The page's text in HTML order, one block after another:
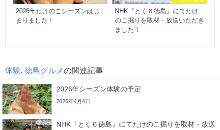
2026年たけのこシーズンはじ
まりました！
NHK『とく６徳島』にてたけ
のこ掘りを取材・放送いただき
ました！
体験 徳島グルメの関連記事
2026年シーズン体験の予定
2026年4月4日
NHK『とく６徳島』にてたけのこ掘りを取材・放送